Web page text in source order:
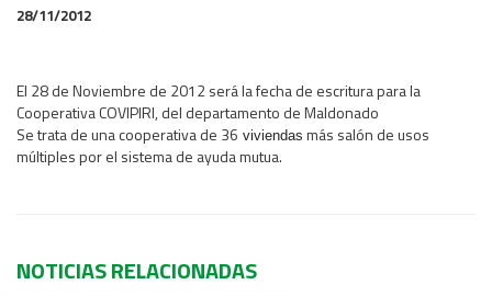
Nuestra historia
ÁREAS DE TRABAJO
Cómo trabajamos
Área Habitat
Área Rural
28/11/2012
El 28 de Noviembre de 2012 será la fecha de escritura para la
Cooperativa COVIPIRI, del departamento de Maldonado
Se trata de una cooperativa de 36 viviendas más salón de usos
múltiples por el sistema de ayuda mutua.
NOTICIAS RELACIONADAS